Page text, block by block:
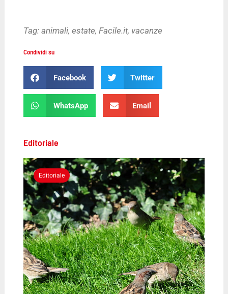
Tag:animali,estate,Facile.it, vacanze
Condividi su
Facebook Twitter
WhatsApp Email
Editoriale
Editoriale